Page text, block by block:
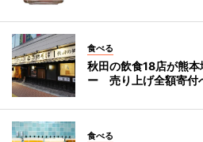
食べる
秋田の飲食18店が熊
ー 売り上げ全額寄付
食べる